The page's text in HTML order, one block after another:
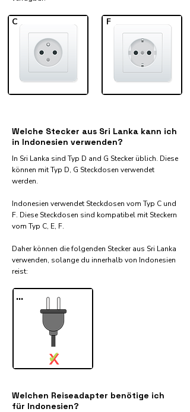
C F
Welche Stecker aus Sri Lanka kann ich
in Indonesien verwenden?
In Sri Lanka sind Typ D and G Stecker üblich. Diese
können mit Typ D, G Steckdosen verwendet
werden.
Indonesien verwendet Steckdosen vom Typ C und
F. Diese Steckdosen sind kompatibel mit Steckern
vom Typ C, E, F.
Daher können die folgenden Stecker aus Sri Lanka
verwenden, solange du innerhalb von Indonesien
reist:​
...
X
✓
Welchen Reiseadapter benötige ich
für Indonesien?